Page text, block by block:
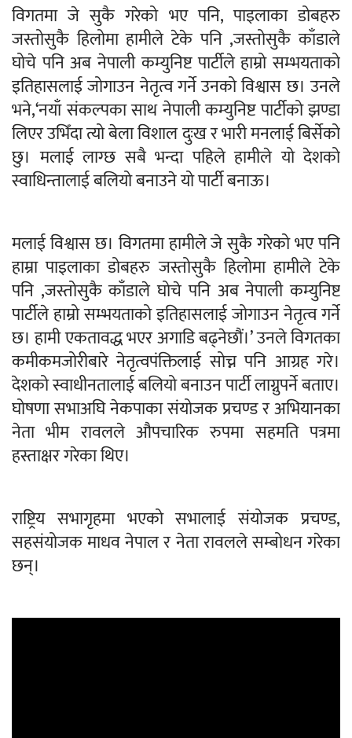
विगतमा जे सुकै गरेको भए पनि, पाइलाका डोबहरु
जस्तोसुकै हिलोमा हामीले टेके पनि ,जस्तोसुकै काँडाले
घोचे पनि अब नेपाली कम्युनिष्ट पार्टीले हाम्रो सम्भयताको
इतिहासलाई जोगाउन नेतृत्व गर्ने उनको विश्वास छ। उनले
भने,‘नयाँ संकल्पका साथ नेपाली कम्युनिष्ट पार्टीको झण्डा
लिएर उभिँदा त्यो बेला विशाल दुःख र भारी मनलाई बिर्सेको
छु। मलाई लाग्छ सबै भन्दा पहिले हामीले यो देशको
स्वाधिन्तालाई बलियो बनाउने यो पार्टी बनाऊ।
मलाई विश्वास छ। विगतमा हामीले जे सुकै गरेको भए पनि
हाम्रा पाइलाका डोबहरु जस्तोसुकै हिलोमा हामीले टेके
पनि ,जस्तोसुकै काँडाले घोचे पनि अब नेपाली कम्युनिष्ट
पार्टीले हाम्रो सम्भयताको इतिहासलाई जोगाउन नेतृत्व गर्ने
छ। हामी एकतावद्ध भएर अगाडि बढ्नेछौं।’ उनले विगतका
कमीकमजोरीबारे नेतृत्वपंक्तिलाई सोच्न पनि आग्रह गरे।
देशको स्वाधीनतालाई बलियो बनाउन पार्टी लाग्नुपर्ने बताए।
घोषणा सभाअघि नेकपाका संयोजक प्रचण्ड र अभियानका
नेता भीम रावलले औपचारिक रुपमा सहमति पत्रमा
हस्ताक्षर गरेका थिए।
राष्ट्रिय सभागृहमा भएको सभालाई संयोजक प्रचण्ड,
सहसंयोजक माधव नेपाल र नेता रावलले सम्बोधन गरेका
छन्।